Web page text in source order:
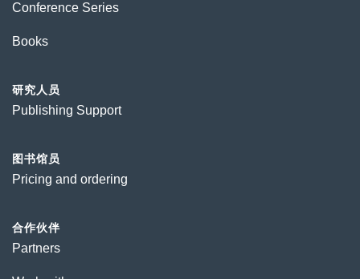
Conference Series
Books
研究人员
Publishing Support
图书馆员
Pricing and ordering
合作伙伴
Partners